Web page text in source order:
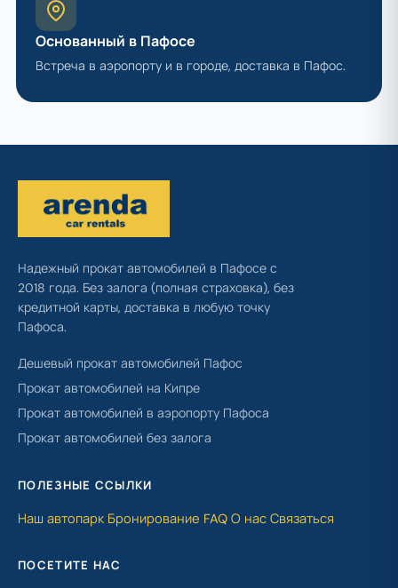
Основанный в Пафосе
Встреча в аэропорту и в городе, доставка в Пафос.
Надежный прокат автомобилей в Пафосе с
2018 года. Без залога (полная страховка), без
кредитной карты, доставка в любую точку
Пафоса.
Дешевый прокат автомобилей Пафос
Прокат автомобилей на Кипре
Прокат автомобилей в аэропорту Пафоса
Прокат автомобилей без залога
ПОЛЕЗНЫЕ ССЫЛКИ
Наш автопарк Бронирование FAQ О нас Связаться
ПОСЕТИТЕ НАС